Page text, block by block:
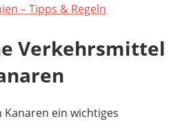
– Tipps & Regeln
Verkehrsmittel
Kanaren ein wichtiges